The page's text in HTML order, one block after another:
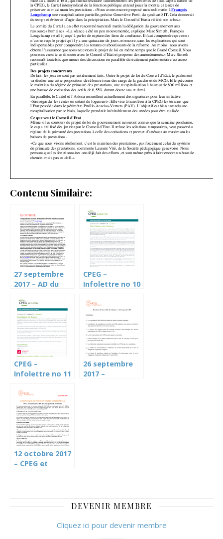
Contenu Similaire:
27 septembre
2017 – AD du
CPEG (Le
Courrier)
CPEG –
Infolettre no 10
2017
CPEG –
Infolettre no 11
26 septembre
2017 –
12 octobre 2017
– CPEG et
DEVENIR MEMBRE
Cliquez ici pour devenir membre